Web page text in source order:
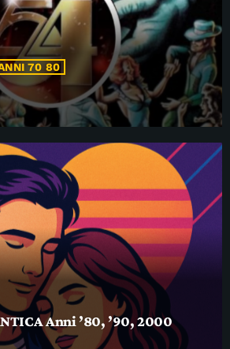
70 80
Anni ’80, ’90, 2000